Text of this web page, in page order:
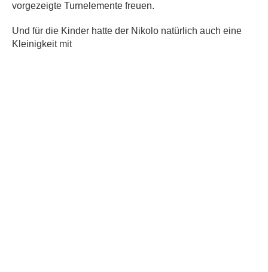
vorgezeigte Turnelemente freuen.
Und für die Kinder hatte der Nikolo natürlich auch eine
Kleinigkeit mit